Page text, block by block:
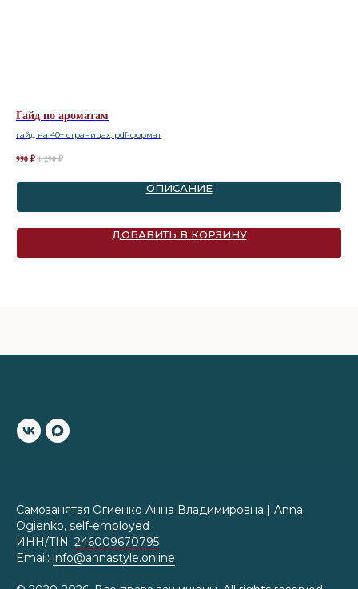
Гайд по ароматам
гайд на 40+ страницах, pdf-формат
990 ₽ 1 290 ₽
ОПИСАНИЕ
ДОБАВИТЬ В КОРЗИНУ
Самозанятая Огиенко Анна Владимировна | Anna
Ogienko, self-employed
ИНН/TIN: 246009670795
Email: info@annastyle.online